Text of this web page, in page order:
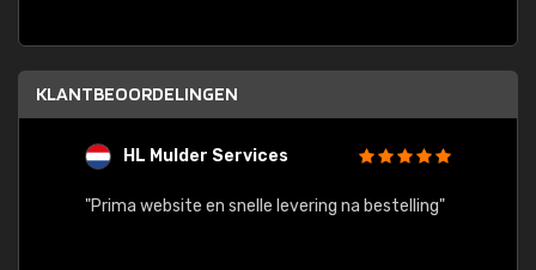
KLANTBEOORDELINGEN
HL Mulder Services
"Prima website en snelle levering na bestelling"